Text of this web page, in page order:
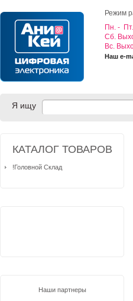
Режим
Пн. -
Cб.
Вс.
Наш e-
Я ищу
КАТАЛОГ ТОВАРОВ
!Головной Склад
Наши партнеры